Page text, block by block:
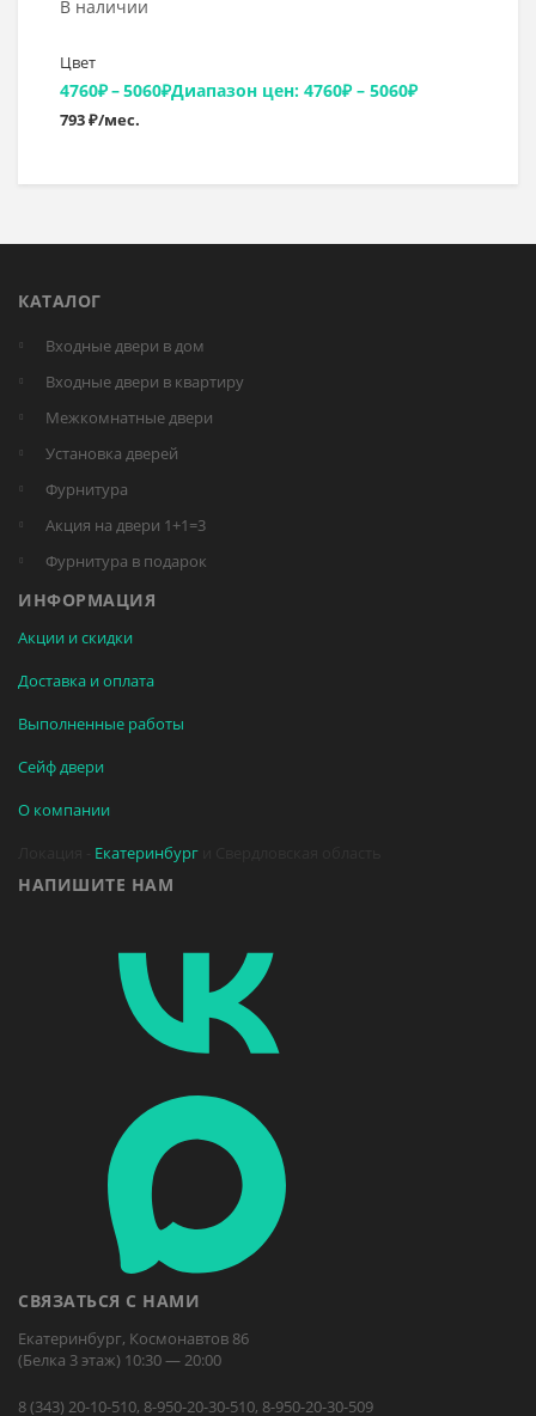
В наличии
Цвет
4760₽–5060₽Диапазон цен: 4760₽ – 5060₽
793 ₽/мес.
КАТАЛОГ
Входные двери в дом
Входные двери в квартиру
Межкомнатные двери
Установка дверей
Фурнитура
Акция на двери 1+1=3
Фурнитура в подарок
ИНФОРМАЦИЯ
Акции и скидки
Доставка и оплата
Выполненные работы
Сейф двери
О компании
Екатеринбург
НАПИШИТЕ НАМ
СВЯЗАТЬСЯ С НАМИ
Екатеринбург, Космонавтов 86
(Белка 3 этаж) 10:30 — 20:00
8 (343) 20-10-510, 8-950-20-30-510, 8-950-20-30-509